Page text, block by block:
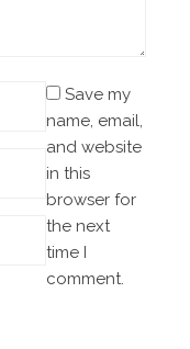
Save my
name, email,
and website
in this
browser for
the next
time I
comment.